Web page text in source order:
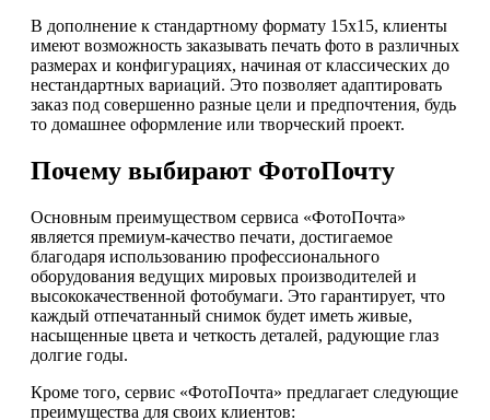
В дополнение к стандартному формату 15х15, клиенты
имеют возможность заказывать печать фото в различных
размерах и конфигурациях, начиная от классических до
нестандартных вариаций. Это позволяет адаптировать
заказ под совершенно разные цели и предпочтения, будь
то домашнее оформление или творческий проект.
Почему выбирают ФотоПочту
Основным преимуществом сервиса «ФотоПочта»
является премиум-качество печати, достигаемое
благодаря использованию профессионального
оборудования ведущих мировых производителей и
высококачественной фотобумаги. Это гарантирует, что
каждый отпечатанный снимок будет иметь живые,
насыщенные цвета и четкость деталей, радующие глаз
долгие годы.
Кроме того, сервис «ФотоПочта» предлагает следующие
преимущества для своих клиентов: